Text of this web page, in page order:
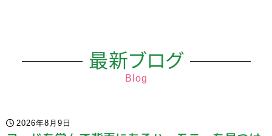
最新ブログ
Blog
2026年8月9日